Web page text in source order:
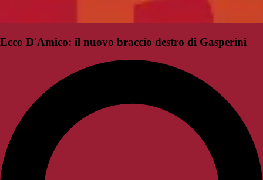
Ecco D'Amico: il nuovo braccio destro di Gasperini